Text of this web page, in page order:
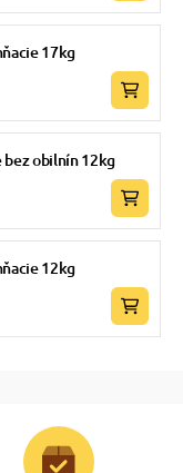
17kg
bez obilnín 12kg
12kg